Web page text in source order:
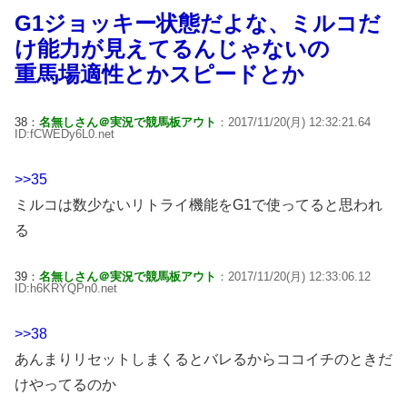
G1ジョッキー状態だよな、ミルコだ
け能力が見えてるんじゃないの
重馬場適性とかスピードとか
38： 名無しさん＠実況で競馬板アウト ：2017/11/20(月) 12:32:21.64
ID:fCWEDy6L0.net
>>35
ミルコは数少ないリトライ機能をG1で使ってると思われ
る
39： 名無しさん＠実況で競馬板アウト ：2017/11/20(月) 12:33:06.12
ID:h6KRYQPn0.net
>>38
あんまりリセットしまくるとバレるからココイチのときだ
けやってるのか